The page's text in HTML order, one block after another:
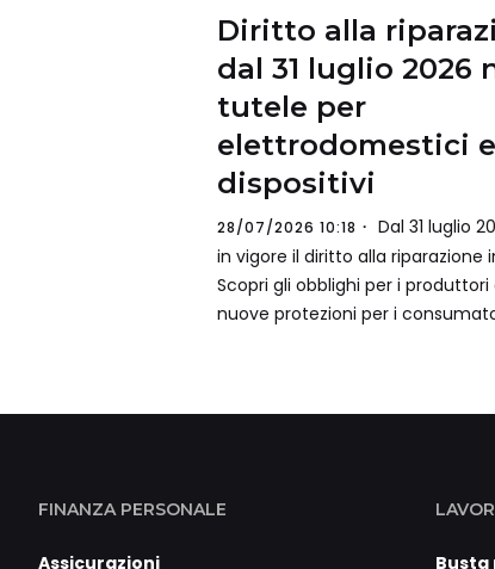
Diritto alla
dal 31 luglio 2026
tutele per
elettrodomestici e
dispositivi
28/07/2026 10:18
Dal 31 luglio
in vigore il diritto alla riparazione
Scopri gli obblighi per i produttori
nuove protezioni per i
FINANZA PERSONALE
Assicurazioni Busta